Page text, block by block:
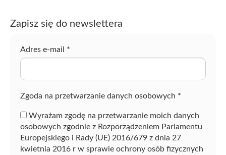
z
Zapisz się do newslettera
Adres e-mail *
Zgoda na przetwarzanie danych osobowych *
Wyrażam zgodę na przetwarzanie moich danych
osobowych zgodnie z Rozporządzeniem Parlamentu
Europejskiego i Rady (UE) 2016/679 z dnia 27
kwietnia 2016 r w sprawie ochrony osób fizycznych